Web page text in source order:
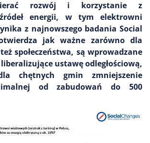
rozwój i korzystanie z
energii, w tym elektrowni
z najnowszego badania Social
jak ważne zarówno dla
społeczeństwa, są wprowadzane
ustawę odległościową,
chętnych gmin zmniejszenie
od zabudowań do 500